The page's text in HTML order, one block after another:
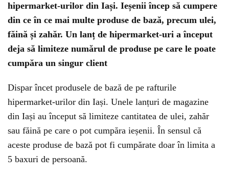
hipermarket-urilor din Iași. Ieșenii încep să cumpere
din ce în ce mai multe produse de bază, precum ulei,
făină și zahăr. Un lanț de hipermarket-uri a început
deja să limiteze numărul de produse pe care le poate
cumpăra un singur client
Dispar încet produsele de bază de pe rafturile
hipermarket-urilor din Iași. Unele lanțuri de magazine
din Iași au început să limiteze cantitatea de ulei, zahăr
sau făină pe care o pot cumpăra ieșenii. În sensul că
aceste produse de bază pot fi cumpărate doar în limita a
5 baxuri de persoană.